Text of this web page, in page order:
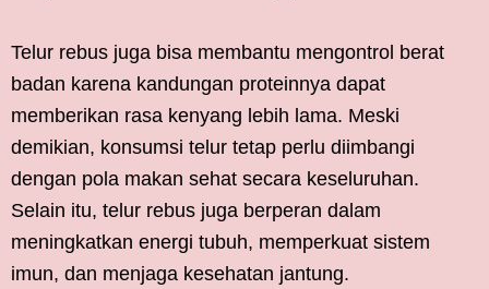
Telur rebus juga bisa membantu mengontrol berat
badan karena kandungan proteinnya dapat
memberikan rasa kenyang lebih lama. Meski
demikian, konsumsi telur tetap perlu diimbangi
dengan pola makan sehat secara keseluruhan.
Selain itu, telur rebus juga berperan dalam
meningkatkan energi tubuh, memperkuat sistem
imun, dan menjaga kesehatan jantung.